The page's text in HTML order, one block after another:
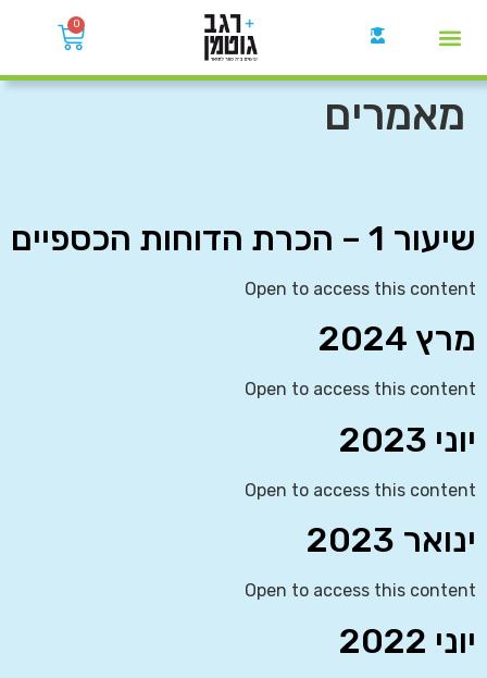
0
מאמרים
שיעור 1 – הכרת הדוחות הכספיים
Open to access this content
מרץ 2024
Open to access this content
יוני 2023
Open to access this content
ינואר 2023
Open to access this content
יוני 2022